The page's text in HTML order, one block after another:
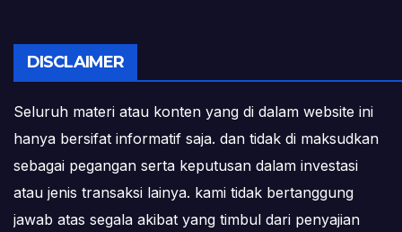
DISCLAIMER
Seluruh materi atau konten yang di dalam website ini
hanya bersifat informatif saja. dan tidak di maksudkan
sebagai pegangan serta keputusan dalam investasi
atau jenis transaksi lainya. kami tidak bertanggung
jawab atas segala akibat yang timbul dari penyajian